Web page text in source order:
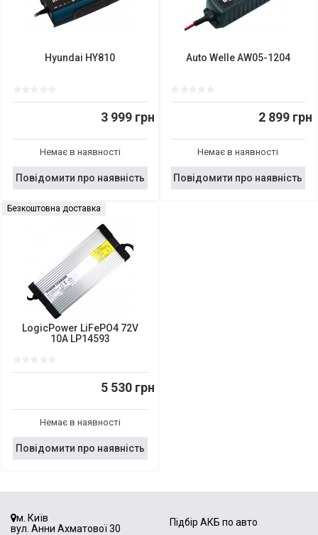
Hyundai HY810
3 999 грн
Немає в наявності
Повідомити про наявність
Auto Welle AW05-1204
2 899 грн
Немає в наявності
Повідомити про наявність
Безкоштовна доставка
LogicPower LiFePO4 72V
10A LP14593
5 530 грн
Немає в наявності
Повідомити про наявність
м. Київ
вул. Анни Ахматової 30
Підбір АКБ по авто